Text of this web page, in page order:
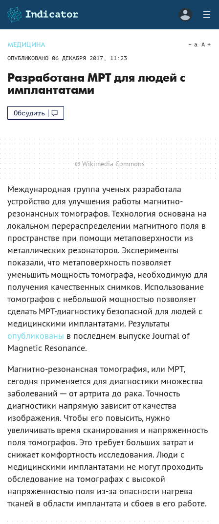
МЕДИЦИНА
ОПУБЛИКОВАНО 06 ДЕКАБРЯ 2017, 11:23
a A
Разработана МРТ для людей с
имплантатами
Обсудить
© Wikimedia Commons
Международная группа ученых разработала
устройство для улучшения работы магнитно-
резонансных томографов. Технология основана на
локальном перераспределении магнитного поля в
пространстве при помощи метаповерхности из
металлических резонаторов. Эксперименты
показали, что метаповерхность позволяет
уменьшить мощность томографа, необходимую для
получения качественных снимков. Использование
томографов с небольшой мощностью позволяет
сделать МРТ-диагностику безопасной для людей с
медицинскими имплантатами. Результаты
опубликованы в последнем выпуске Journal of
Magnetic Resonance.
Магнитно-резонансная томография, или МРТ,
сегодня применяется для диагностики множества
заболеваний ─ от артрита до рака. Точность
диагностики напрямую зависит от качества
изображения. Чтобы его повысить, нужно
увеличивать время сканирования и напряженность
поля томографов. Это требует больших затрат и
снижает комфортность исследования. Люди с
медицинскими имплантатами не могут проходить
обследование на томографах с высокой
напряженностью поля из-за опасности нагрева
тканей в области имплантата и сбоев в его работе.